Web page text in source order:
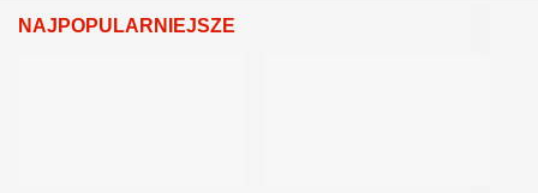
NAJPOPULARNIEJSZE